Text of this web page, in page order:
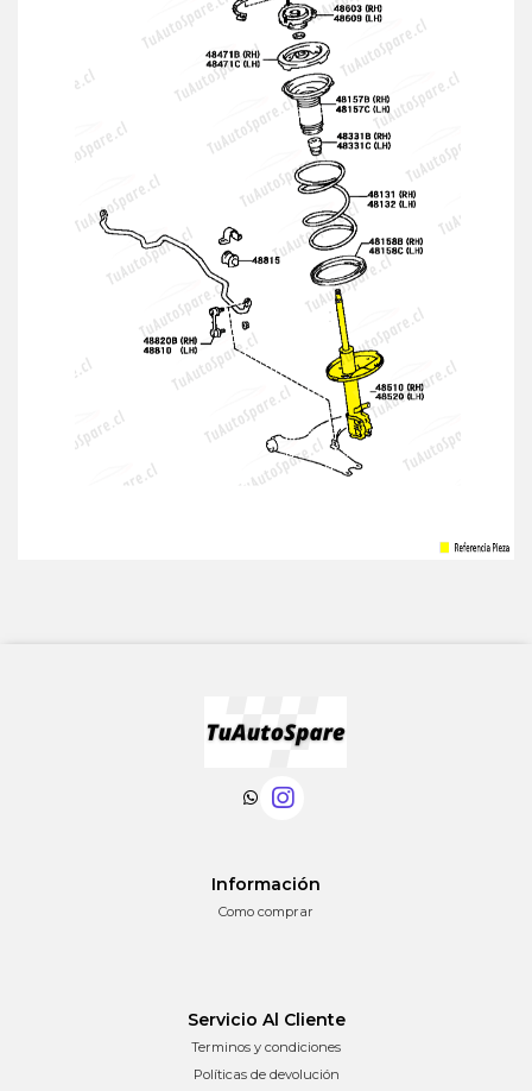
Información
Como comprar
Servicio Al Cliente
Terminos y condiciones
Políticas de devolución